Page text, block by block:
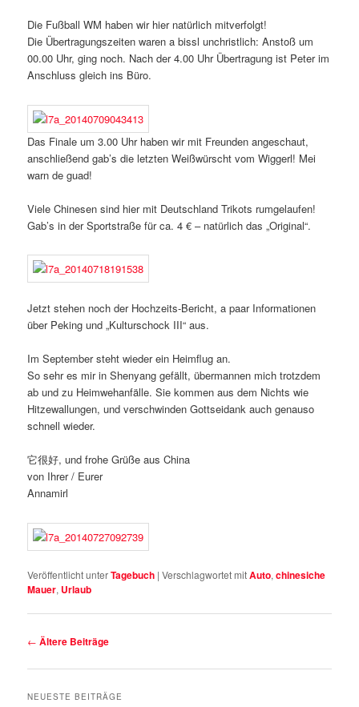
Die Fußball WM haben wir hier natürlich mitverfolgt!
Die Übertragungszeiten waren a bissl unchristlich: Anstoß um
00.00 Uhr, ging noch. Nach der 4.00 Uhr Übertragung ist Peter im
Anschluss gleich ins Büro.
Das Finale um 3.00 Uhr haben wir mit Freunden angeschaut,
anschließend gab’s die letzten Weißwürscht vom Wiggerl! Mei
warn de guad!
Viele Chinesen sind hier mit Deutschland Trikots rumgelaufen!
Gab’s in der Sportstraße für ca. 4 € – natürlich das „Original“.
Jetzt stehen noch der Hochzeits-Bericht, a paar Informationen
über Peking und „Kulturschock III“ aus.
Im September steht wieder ein Heimflug an.
So sehr es mir in Shenyang gefällt, übermannen mich trotzdem
ab und zu Heimwehanfälle. Sie kommen aus dem Nichts wie
Hitzewallungen, und verschwinden Gottseidank auch genauso
schnell wieder.
它很好, und frohe Grüße aus China
von Ihrer / Eurer
Annamirl
Veröffentlicht unterTagebuch |Verschlagwortet mitAuto,chinesiche
Mauer, Urlaub
Beitrags-
← Ältere Beiträge
NEUESTE BEITRÄGE